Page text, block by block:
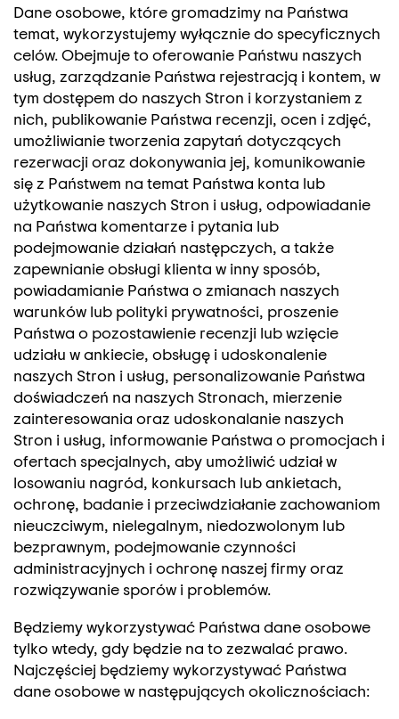
Dane osobowe, które gromadzimy na Państwa
temat, wykorzystujemy wyłącznie do specyficznych
celów. Obejmuje to oferowanie Państwu naszych
usług, zarządzanie Państwa rejestracją i kontem, w
tym dostępem do naszych Stron i korzystaniem z
nich, publikowanie Państwa recenzji, ocen i zdjęć,
umożliwianie tworzenia zapytań dotyczących
rezerwacji oraz dokonywania jej, komunikowanie
się z Państwem na temat Państwa konta lub
użytkowanie naszych Stron i usług, odpowiadanie
na Państwa komentarze i pytania lub
podejmowanie działań następczych, a także
zapewnianie obsługi klienta w inny sposób,
powiadamianie Państwa o zmianach naszych
warunków lub polityki prywatności, proszenie
Państwa o pozostawienie recenzji lub wzięcie
udziału w ankiecie, obsługę i udoskonalenie
naszych Stron i usług, personalizowanie Państwa
doświadczeń na naszych Stronach, mierzenie
zainteresowania oraz udoskonalanie naszych
Stron i usług, informowanie Państwa o promocjach i
ofertach specjalnych, aby umożliwić udział w
losowaniu nagród, konkursach lub ankietach,
ochronę, badanie i przeciwdziałanie zachowaniom
nieuczciwym, nielegalnym, niedozwolonym lub
bezprawnym, podejmowanie czynności
administracyjnych i ochronę naszej firmy oraz
rozwiązywanie sporów i problemów.
Będziemy wykorzystywać Państwa dane osobowe
tylko wtedy, gdy będzie na to zezwalać prawo.
Najczęściej będziemy wykorzystywać Państwa
dane osobowe w następujących okolicznościach: